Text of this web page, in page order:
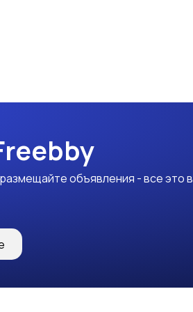
объявления - все это в